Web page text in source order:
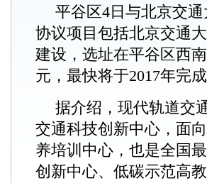
平谷区4日与北京交
协议项目包括北京交通
建设，选址在平谷区西
元，最快将于2017年完成
据介绍，现代轨道交
交通科技创新中心，面
养培训中心，也是全国
创新中心、低碳示范高